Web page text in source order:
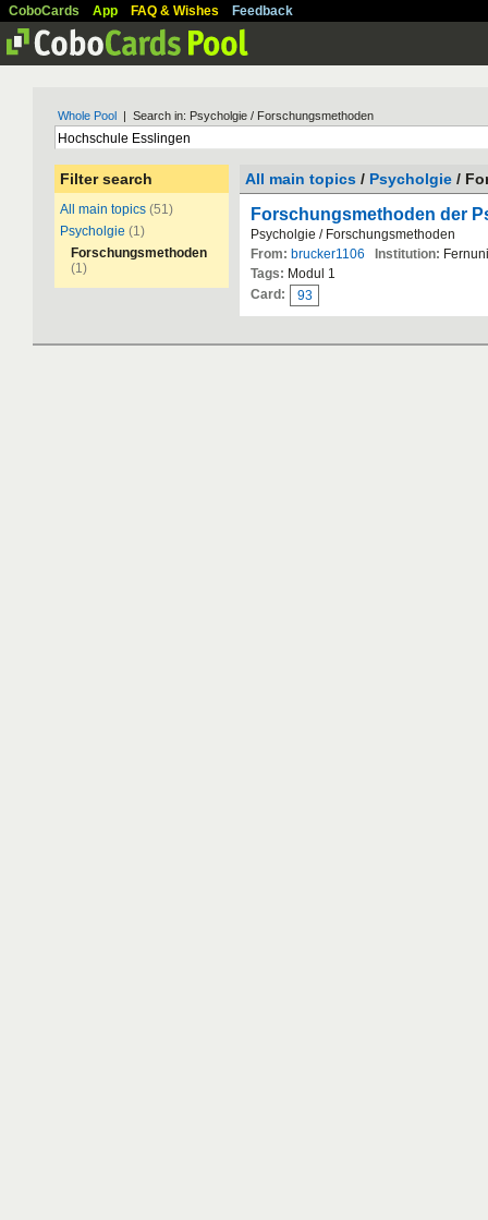
CoboCards App FAQ & Wishes Feedback
Whole Pool | Search in: Psycholgie / Forschungsmethoden
Filter search
All main topics (51)
Psycholgie (1)
Forschungsmethoden
(1)
All main topics / Psycholgie /
Forschungsmethoden der
Psycholgie / Forschungsmethoden
From: brucker1106 Institution: Fernuni
Tags: Modul 1
Card:
93